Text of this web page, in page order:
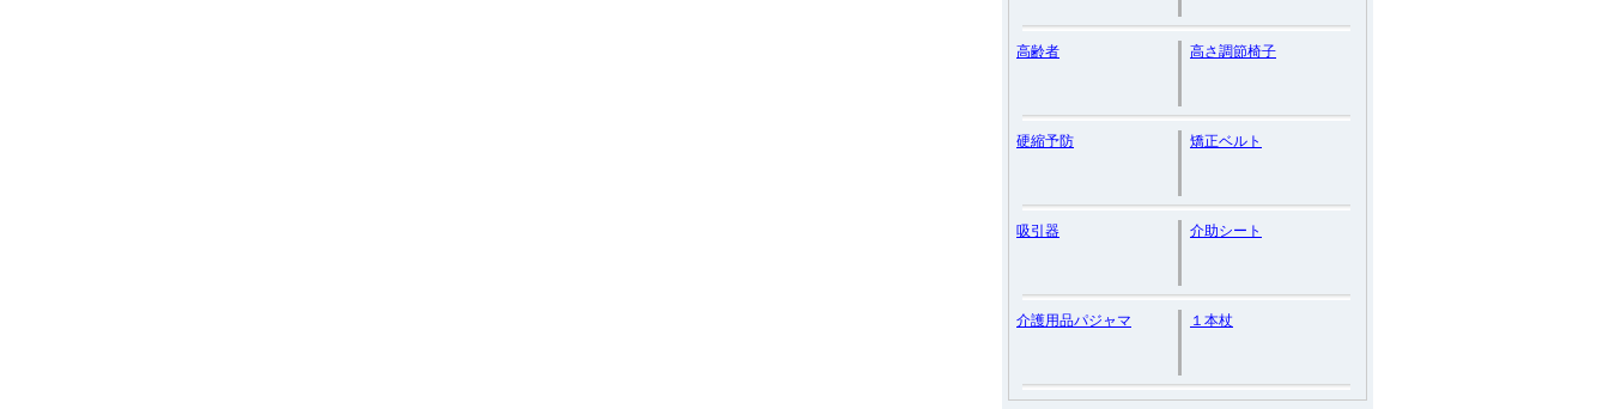
高齢者 高さ調節椅子
硬縮予防 矯正ベルト
吸引器 介助シート
介護用品パジャマ １本杖